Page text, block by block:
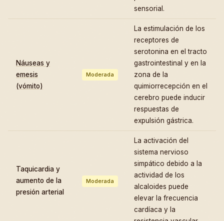
sensorial.
Náuseas y
emesis
(vómito)
Moderada
La estimulación de los
receptores de
serotonina en el tracto
gastrointestinal y en la
zona de la
quimiorrecepción en el
cerebro puede inducir
respuestas de
expulsión gástrica.
Taquicardia y
aumento de la
presión arterial
Moderada
La activación del
sistema nervioso
simpático debido a la
actividad de los
alcaloides puede
elevar la frecuencia
cardíaca y la